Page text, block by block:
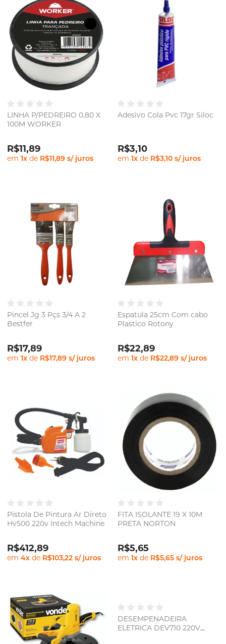
LINHA P/PEDREIRO 0,80 X
100M WORKER
R$11,89
em1x de R$11,89 s/ juros
Adesivo Cola Pvc 17gr Siloc
R$3,10
em1x de R$3,10 s/ juros
Pincel Jg 3 Pçs 3/4 A 2
Bestfer
R$17,89
em1x de R$17,89 s/ juros
Espatula 25cm Com cabo
Plastico Rotony
R$22,89
em1x de R$22,89 s/ juros
Pistola De Pintura Ar Direto
Hv500 220v Intech Machine
R$412,89
em4x de R$103,22 s/ juros
FITA ISOLANTE 19 X 10M
PRETA NORTON
R$5,65
em1x de R$5,65 s/ juros
DESEMPENADEIRA
ELETRICA DEV710 220V